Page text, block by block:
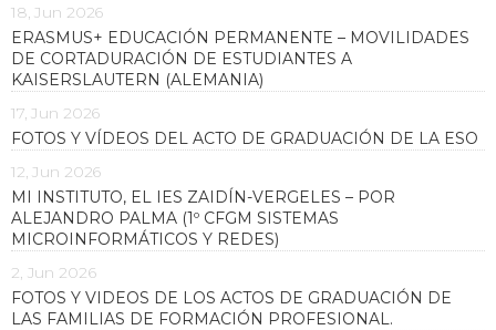
18, Jun 2026
ERASMUS+ EDUCACIÓN PERMANENTE – MOVILIDADES
DE CORTADURACIÓN DE ESTUDIANTES A
KAISERSLAUTERN (ALEMANIA)
17, Jun 2026
FOTOS Y VÍDEOS DEL ACTO DE GRADUACIÓN DE LA ESO
12, Jun 2026
MI INSTITUTO, EL IES ZAIDÍN-VERGELES – POR
ALEJANDRO PALMA (1º CFGM SISTEMAS
MICROINFORMÁTICOS Y REDES)
2, Jun 2026
FOTOS Y VIDEOS DE LOS ACTOS DE GRADUACIÓN DE
LAS FAMILIAS DE FORMACIÓN PROFESIONAL.